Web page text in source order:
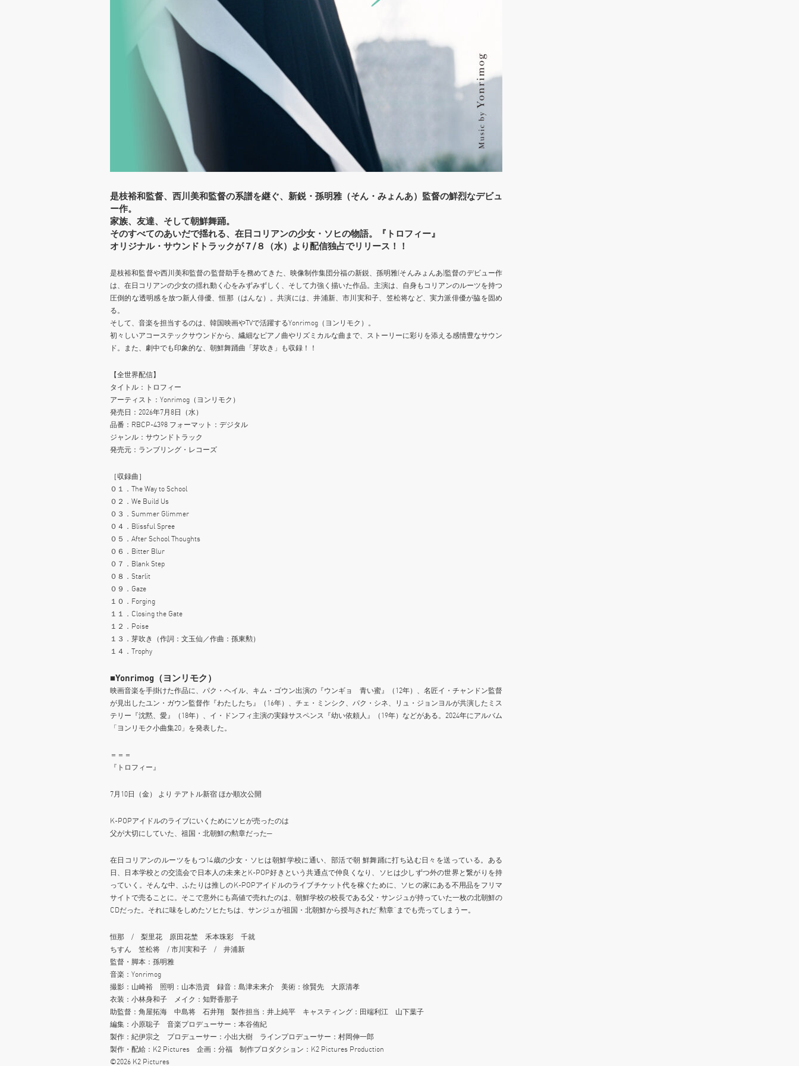
是枝裕和監督、西川美和監督の系譜を継ぐ、新鋭・孫明雅（そん・みょんあ）監督の鮮烈なデビュ
ー作。
家族、友達、そして朝鮮舞踊。
そのすべてのあいだで揺れる、在日コリアンの少女・ソヒの物語。『トロフィー』
オリジナル・サウンドトラックが７/８（水）より配信独占でリリース！！
是枝裕和監督や西川美和監督の監督助手を務めてきた、映像制作集団分福の新鋭、孫明雅(そんみょんあ)監督のデビュー作
は、在日コリアンの少女の揺れ動く心をみずみずしく、そして力強く描いた作品。主演は、自身もコリアンのルーツを持つ
圧倒的な透明感を放つ新人俳優、恒那（はんな）。共演には、井浦新、市川実和子、笠松将など、実力派俳優が脇を固め
る。
そして、音楽を担当するのは、韓国映画やTVで活躍するYonrimog（ヨンリモク）。
初々しいアコーステックサウンドから、繊細なピアノ曲やリズミカルな曲まで、ストーリーに彩りを添える感情豊なサウン
ド。また、劇中でも印象的な、朝鮮舞踊曲「芽吹き」も収録！！
【全世界配信】
タイトル：トロフィー
アーティスト：Yonrimog（ヨンリモク）
発売日：2026年7月8日（水）
品番：RBCP-4398 フォーマット：デジタル
ジャンル：サウンドトラック
発売元：ランブリング・レコーズ
［収録曲］
０１．The Way to School
０２．We Build Us
０３．Summer Glimmer
０４．Blissful Spree
０５．After School Thoughts
０６．Bitter Blur
０７．Blank Step
０８．Starlit
０９．Gaze
１０．Forging
１１．Closing the Gate
１２．Poise
１３．芽吹き（作詞：文玉仙／作曲：孫東勲）
１４．Trophy
■Yonrimog（ヨンリモク）
映画音楽を手掛けた作品に、パク・ヘイル、キム・ゴウン出演の『ウンギョ 青い蜜』（12年）、名匠イ・チャンドン監督
が見出したユン・ガウン監督作『わたしたち』（16年）、チェ・ミンシク、パク・シネ、リュ・ジョンヨルが共演したミス
テリー『沈黙、愛』（18年）、イ・ドンフィ主演の実録サスペンス『幼い依頼人』（19年）などがある。2024年にアルバム
「ヨンリモク小曲集20」を発表した。
＝＝＝
『トロフィー』
7月10日（金） より テアトル新宿 ほか順次公開
K-POPアイドルのライブにいくためにソヒが売ったのは
父が大切にしていた、祖国・北朝鮮の勲章だった─
在日コリアンのルーツをもつ14歳の少女・ソヒは朝鮮学校に通い、部活で朝 鮮舞踊に打ち込む日々を送っている。ある
日、日本学校との交流会で日本人の未来とK-POP好きという共通点で仲良くなり、ソヒは少しずつ外の世界と繋がりを持
っていく。そんな中、ふたりは推しのK-POPアイドルのライブチケット代を稼ぐために、ソヒの家にある不用品をフリマ
サイトで売ることに。そこで意外にも高値で売れたのは、朝鮮学校の校長である父・サンジュが持っていた一枚の北朝鮮の
CDだった。それに味をしめたソヒたちは、サンジュが祖国・北朝鮮から授与されだ“勲章”までも売ってしまうー。
恒那 / 梨里花 原田花埜 禾本珠彩 千就
ちすん 笠松将 / 市川実和子 / 井浦新
監督・脚本：孫明雅
音楽：Yonrimog
撮影：山崎裕 照明：山本浩資 録音：島津未来介 美術：徐賢先 大原清孝
衣装：小林身和子 メイク：知野香那子
助監督：⻆屋拓海 中島将 石井翔 製作担当：井上純平 キャスティング：田端利江 山下葉子
編集：小原聡子 音楽プロデューサー：本谷侑紀
製作：紀伊宗之 プロデューサー：小出大樹 ラインプロデューサー：村岡伸一郎
製作・配給：K2 Pictures 企画：分福 制作プロダクション：K2 Pictures Production
©2026 K2 Pictures